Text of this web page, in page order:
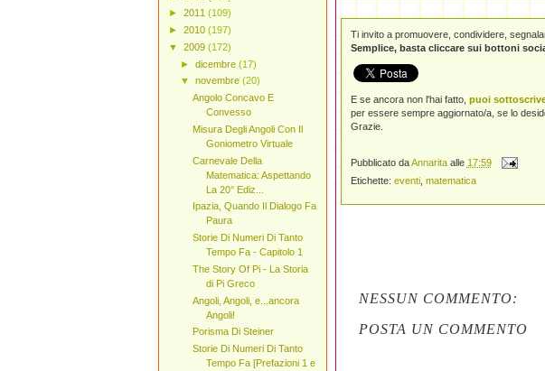
Ti invito a promuovere, condividere,
Semplice, basta cliccare sui bottoni
E se ancora non l'hai fatto, puoi
per essere sempre aggiornato/a, se lo
Grazie.
Pubblicato daAnnarita alle 17:59
Etichette: eventi, matematica
NESSUN COMMENTO:
POSTA UN COMMENTO
► 2011 (109)
► 2010 (197)
▼ 2009 (172)
► dicembre (17)
▼ novembre (20)
Angolo Concavo E
Convesso
Misura Degli Angoli Con Il
Goniometro Virtuale
Carnevale Della
Matematica: Aspettando
La 20° Ediz...
Ipazia, Quando Il Dialogo Fa
Paura
Storie Di Numeri Di Tanto
Tempo Fa - Capitolo 1
The Story Of Pi - La Storia
di Pi Greco
Angoli, Angoli, e...ancora
Angoli!
Porisma Di Steiner
Storie Di Numeri Di Tanto
Tempo Fa [Prefazioni 1 e